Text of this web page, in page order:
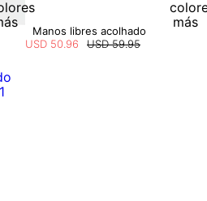
Manos libres acolhado
USD 59.95
USD 50 96